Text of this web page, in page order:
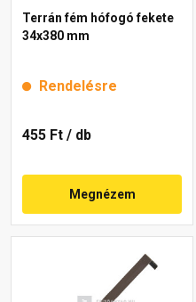
Terrán fém hófogó fekete
34x380 mm
Rendelésre
455 Ft / db
Megnézem